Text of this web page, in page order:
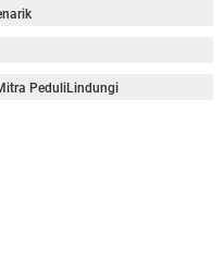
PeduliLindungi